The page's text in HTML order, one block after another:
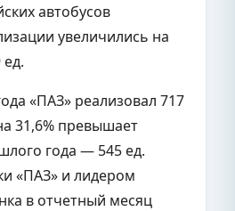
автобусов
увеличились на
ед.
«ПАЗ» реализовал 717
31,6% превышает
года — 545 ед.
«ПАЗ» и лидером
в отчетный месяц